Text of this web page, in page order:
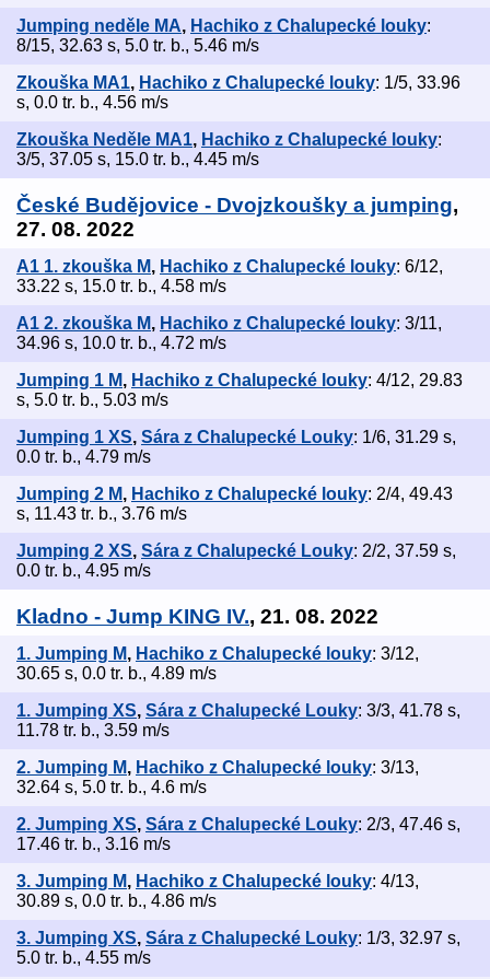
Jumping neděle MA, Hachiko z Chalupecké louky:
8/15, 32.63 s, 5.0 tr. b., 5.46 m/s
Zkouška MA1, Hachiko z Chalupecké louky: 1/5, 33.96
s, 0.0 tr. b., 4.56 m/s
Zkouška Neděle MA1, Hachiko z Chalupecké louky:
3/5, 37.05 s, 15.0 tr. b., 4.45 m/s
České Budějovice - Dvojzkoušky a jumping,
27. 08. 2022
A1 1. zkouška M, Hachiko z Chalupecké louky: 6/12,
33.22 s, 15.0 tr. b., 4.58 m/s
A1 2. zkouška M, Hachiko z Chalupecké louky: 3/11,
34.96 s, 10.0 tr. b., 4.72 m/s
Jumping 1 M, Hachiko z Chalupecké louky: 4/12, 29.83
s, 5.0 tr. b., 5.03 m/s
Jumping 1 XS, Sára z Chalupecké Louky: 1/6, 31.29 s,
0.0 tr. b., 4.79 m/s
Jumping 2 M, Hachiko z Chalupecké louky: 2/4, 49.43
s, 11.43 tr. b., 3.76 m/s
Jumping 2 XS, Sára z Chalupecké Louky: 2/2, 37.59 s,
0.0 tr. b., 4.95 m/s
Kladno - Jump KING IV., 21. 08. 2022
1. Jumping M, Hachiko z Chalupecké louky: 3/12,
30.65 s, 0.0 tr. b., 4.89 m/s
1. Jumping XS, Sára z Chalupecké Louky: 3/3, 41.78 s,
11.78 tr. b., 3.59 m/s
2. Jumping M, Hachiko z Chalupecké louky: 3/13,
32.64 s, 5.0 tr. b., 4.6 m/s
2. Jumping XS, Sára z Chalupecké Louky: 2/3, 47.46 s,
17.46 tr. b., 3.16 m/s
3. Jumping M, Hachiko z Chalupecké louky: 4/13,
30.89 s, 0.0 tr. b., 4.86 m/s
3. Jumping XS, Sára z Chalupecké Louky: 1/3, 32.97 s,
5.0 tr. b., 4.55 m/s